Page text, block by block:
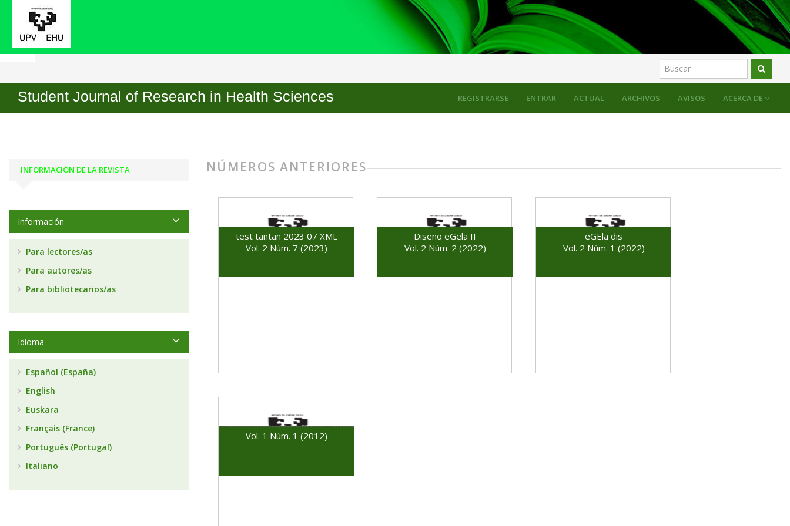
ACTUAL ARCHIVOS AVISOS ACERCA DE
REGISTRARSE ENTRAR
Student Journal of Research in Health Sciences
Inicio Archivos
NÚMEROS ANTERIORES
test tantan 2023 07 XML
Vol. 2 Núm. 7 (2023)
Diseño eGela II
Vol. 2 Núm. 2 (2022)
eGEla dis
Vol. 2 Núm. 1 (2022)
Vol. 1 Núm. 1 (2012)
INFORMACIÓN DE LA REVISTA
Información
Para lectores/as
Para autores/as
Para bibliotecarios/as
Idioma
Español (España)
English
Euskara
Français (France)
Português (Portugal)
Italiano